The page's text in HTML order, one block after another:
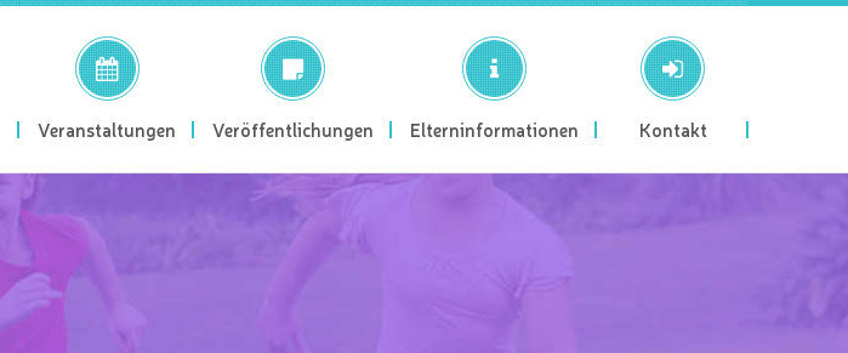
Veranstaltungen Veröffentlichungen Elterninformationen Kontakt